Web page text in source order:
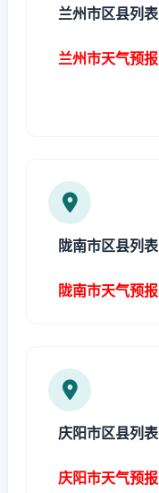
兰州市区县列表
兰州市天气预报
陇南市区县列表
陇南市天气预报
庆阳市区县列表
庆阳市天气预报